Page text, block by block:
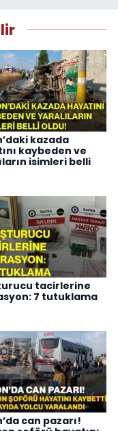
kazada
kaybeden ve
isimleri belli
tacirlerine
7 tutuklama
can pazarı!